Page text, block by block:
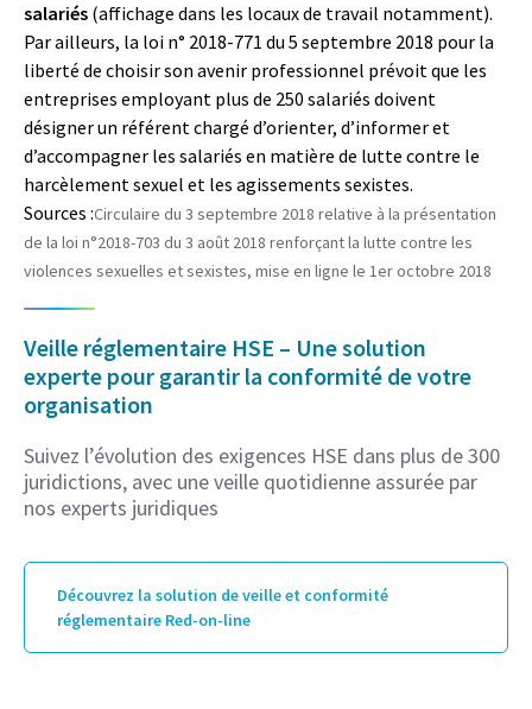
salariés (affichage dans les locaux de travail notamment).
Par ailleurs, la loi n° 2018-771 du 5 septembre 2018 pour la
liberté de choisir son avenir professionnel prévoit que les
entreprises employant plus de 250 salariés doivent
désigner un référent chargé d’orienter, d’informer et
d’accompagner les salariés en matière de lutte contre le
harcèlement sexuel et les agissements sexistes.
Sources :Circulaire du 3 septembre 2018 relative à la présentation
de la loi n°2018-703 du 3 août 2018 renforçant la lutte contre les
violences sexuelles et sexistes, mise en ligne le 1er octobre 2018
Veille réglementaire HSE – Une solution
experte pour garantir la conformité de votre
organisation
Suivez l’évolution des exigences HSE dans plus de 300
juridictions, avec une veille quotidienne assurée par
nos experts juridiques
Découvrez la solution de veille et conformité
réglementaire Red-on-line